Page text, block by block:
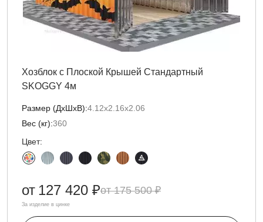
Хозблок с Плоской Крышей Стандартный
SKOGGY 4м
Размер (ДxШxВ):4.12х2.16х2.06
Вес (кг):360
Цвет:
175 500 ₽
от 127 420 ₽
За изделие в цинке